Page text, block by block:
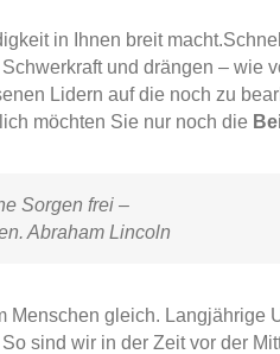
in Ihnen breit
und drängen –
Lidern auf die noch zu
möchten Sie nur noch die
Sorgen frei –
Abraham Lincoln
Menschen gleich. Langjährige
sind wir in der Zeit vor der